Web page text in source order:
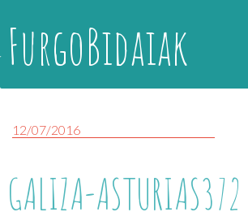
FurgoBidaiak
12/07/2016
GALIZA-ASTURIAS372